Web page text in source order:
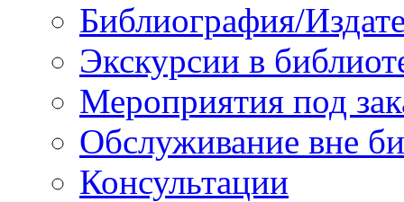
Библиография/
Экскурсии в
Мероприятия под
Обслуживание вне
Консультации